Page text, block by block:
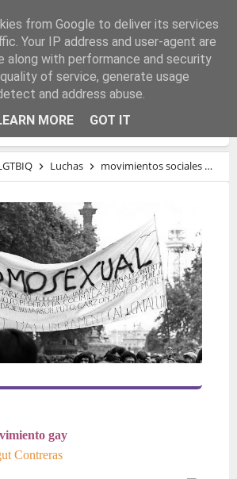
MOVIMIENTO GAY
Luchas movimientos sociales
gay
Contreras
from Google to deliver its services
Your IP address and user-agent are
along with performance and security
of service, generate usage
and address abuse.
MORE
GOT IT